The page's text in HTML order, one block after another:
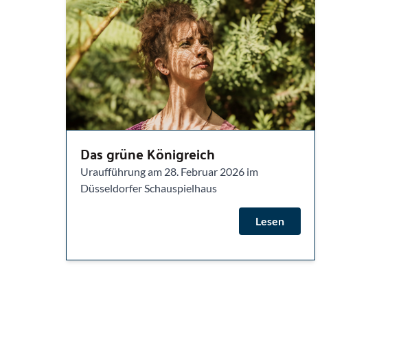
Das grüne Königreich
Uraufführung am 28. Februar 2026 im
Düsseldorfer Schauspielhaus
Lesen